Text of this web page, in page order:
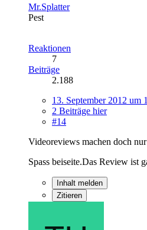
Mr.Splatter
Pest
Reaktionen
7
Beiträge
2.188
13. September 2012 um
2 Beiträge hier
#14
Videoreviews machen doch
Spass beiseite.Das Review ist
Inhalt melden
Zitieren